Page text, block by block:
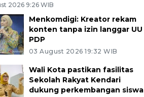
2026 9:26 WIB
Menkomdigi: Kreator rekam
konten tanpa izin langgar UU
PDP
03 August 2026 19:32 WIB
Wali Kota pastikan fasilitas
Sekolah Rakyat Kendari
dukung perkembangan siswa